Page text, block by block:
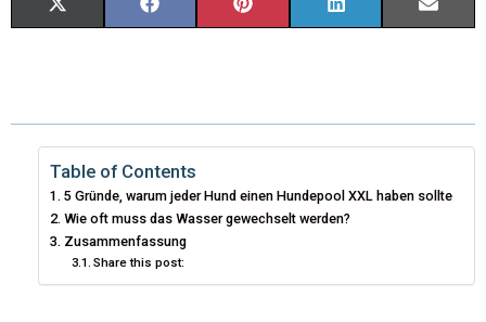
W
T
T
E
E
O
O
K
T
R
S
K
D
N
I
Table of Contents
5 Gründe, warum jeder Hund einen Hundepool XXL haben sollte
Wie oft muss das Wasser gewechselt werden?
Zusammenfassung
Share this post: